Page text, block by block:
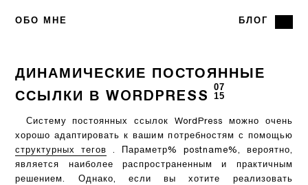
ОБО МНЕ БЛОГ
ДИНАМИЧЕСКИЕ ПОСТОЯННЫЕ
ССЫЛКИ В WORDPRESS
07
15
Систему постоянных ссылок WordPress можно очень
хорошо адаптировать к вашим потребностям с помощью
структурных тегов . Параметр% postname%, вероятно,
является наиболее распространенным и практичным
решением. Однако, если вы хотите реализовать